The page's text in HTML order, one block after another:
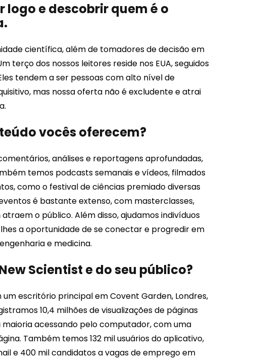
logo e descobrir quem é o
científica, além de tomadores de decisão em
terço dos nossos leitores reside nos EUA, seguidos
tendem a ser pessoas com alto nível de
mas nossa oferta não é excludente e atrai
vocês oferecem?
análises e reportagens aprofundadas,
temos podcasts semanais e vídeos, filmados
como o festival de ciências premiado diversas
é bastante extenso, com masterclasses,
o público. Além disso, ajudamos indivíduos
a oportunidade de se conectar e progredir em
e medicina.
Scientist e do seu público?
escritório principal em Covent Garden, Londres,
10,4 milhões de visualizações de páginas
maioria acessando pelo computador, com uma
Também temos 132 mil usuários do aplicativo,
e 400 mil candidatos a vagas de emprego em